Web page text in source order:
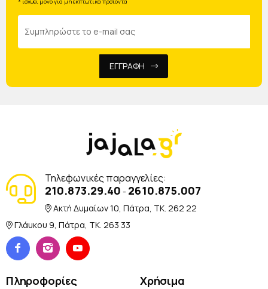
ΕΓΓΡΑΦΗ
Τηλεφωνικές παραγγελίες:
210.873.29.40 - 2610.875.007
Ακτή Δυμαίων 10, Πάτρα, TK. 262 22
Γλάυκου 9, Πάτρα, TK. 263 33
Πληροφορίες Χρήσιμα